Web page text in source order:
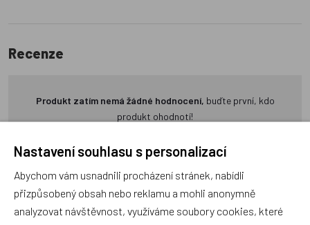
Recenze
Produkt zatím nemá žádné hodnocení, buďte první, kdo
produkt ohodnotí!
Přidat hodnocení
Nastavení souhlasu s personalizací
Abychom vám usnadnili procházení stránek, nabídli
přizpůsobený obsah nebo reklamu a mohli anonymně
analyzovat návštěvnost, využíváme soubory cookies, které